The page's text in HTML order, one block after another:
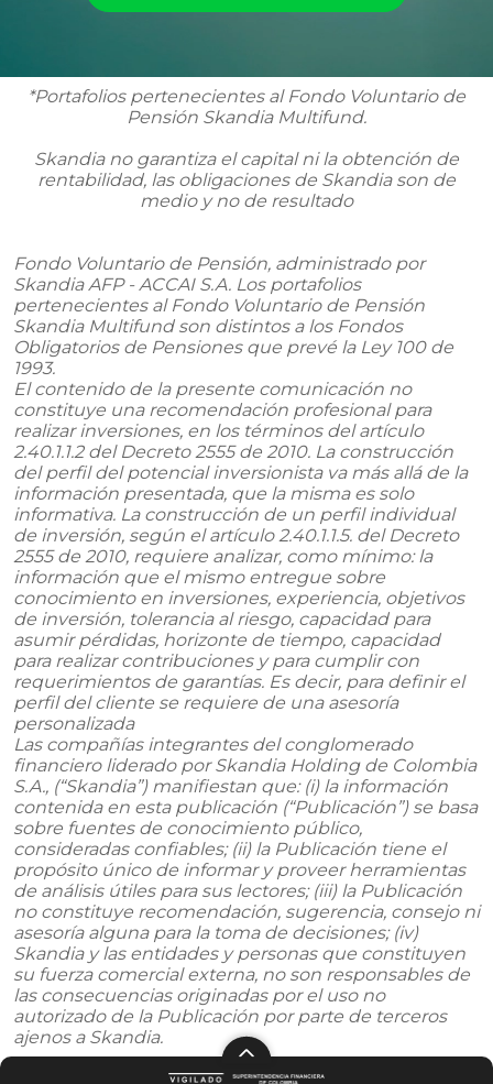
*Portafolios pertenecientes al Fondo Voluntario de
Pensión Skandia Multifund.
Skandia no garantiza el capital ni la obtención de
rentabilidad, las obligaciones de Skandia son de
medio y no de resultado
Fondo Voluntario de Pensión, administrado por
Skandia AFP - ACCAI S.A. Los portafolios
pertenecientes al Fondo Voluntario de Pensión
Skandia Multifund son distintos a los Fondos
Obligatorios de Pensiones que prevé la Ley 100 de
1993.
El contenido de la presente comunicación no
constituye una recomendación profesional para
realizar inversiones, en los términos del artículo
2.40.1.1.2 del Decreto 2555 de 2010. La construcción
del perfil del potencial inversionista va más allá de la
información presentada, que la misma es solo
informativa. La construcción de un perfil individual
de inversión, según el artículo 2.40.1.1.5. del Decreto
2555 de 2010, requiere analizar, como mínimo: la
información que el mismo entregue sobre
conocimiento en inversiones, experiencia, objetivos
de inversión, tolerancia al riesgo, capacidad para
asumir pérdidas, horizonte de tiempo, capacidad
para realizar contribuciones y para cumplir con
requerimientos de garantías. Es decir, para definir el
perfil del cliente se requiere de una asesoría
personalizada
Las compañías integrantes del conglomerado
financiero liderado por Skandia Holding de Colombia
S.A., (“Skandia”) manifiestan que: (i) la información
contenida en esta publicación (“Publicación”) se basa
sobre fuentes de conocimiento público,
consideradas confiables; (ii) la Publicación tiene el
propósito único de informar y proveer herramientas
de análisis útiles para sus lectores; (iii) la Publicación
no constituye recomendación, sugerencia, consejo ni
asesoría alguna para la toma de decisiones; (iv)
Skandia y las entidades y personas que constituyen
su fuerza comercial externa, no son responsables de
las consecuencias originadas por el uso no
autorizado de la Publicación por parte de terceros
ajenos a Skandia.